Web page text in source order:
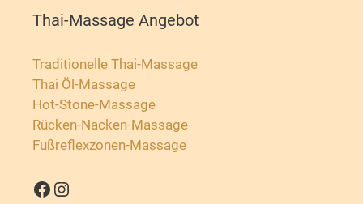
31
Thai-Massage Angebot
Traditionelle Thai-Massage
Thai Öl-Massage
Hot-Stone-Massage
Rücken-Nacken-Massage
Fußreflexzonen-Massage